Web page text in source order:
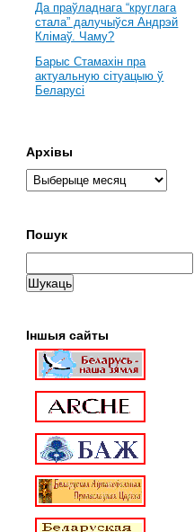
Да праўладнага “круглага
стала” далучыўся Андрэй
Клімаў. Чаму?
Барыс Стамахін пра
актуальную сітуацыю ў
Беларусі
Архівы
Пошук
Іншыя сайты